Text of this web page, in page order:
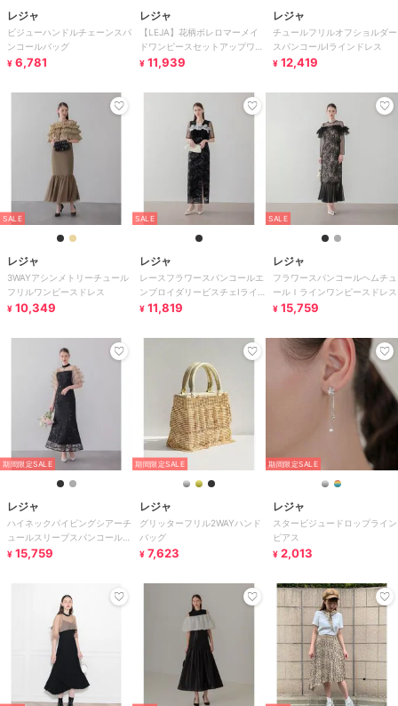
レジャ
ビジューハンドルチェーンスパ
ンコールバッグ
¥ 6,781
レジャ
【LEJA】花柄ボレロマーメイ
ドワンピースセットアップワン
ピースドレス
¥ 11,939
レジャ
チュールフリルオフショルダー
スパンコールIラインドレス
¥ 12,419
SALE
レジャ
3WAYアシンメトリーチュール
フリルワンピースドレス
¥ 10,349
SALE
レジャ
レースフラワースパンコールエ
ンブロイダリービスチェIライ
ンワンピースドレス
¥ 11,819
SALE
レジャ
フラワースパンコールヘムチュ
ールＩラインワンピースドレス
¥ 15,759
期間限定SALE
レジャ
ハイネックパイピングシアーチ
ュールスリーブスパンコールリ
ーフマーメイドワンピースドレ
¥ 15,759
期間限定SALE
レジャ
グリッターフリル2WAYハンド
バッグ
¥ 7,623
期間限定SALE
レジャ
スタービジュードロップライン
ピアス
¥ 2,013